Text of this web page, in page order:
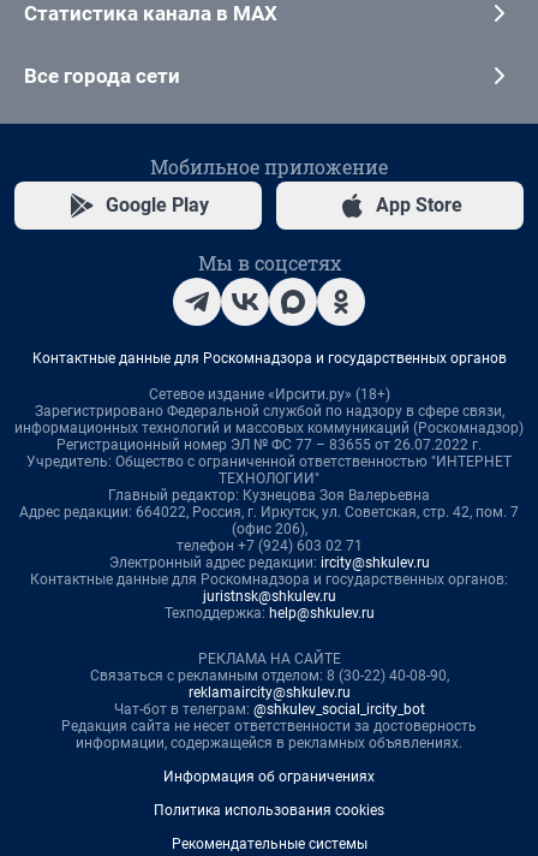
Статистика канала в MAX
Все города сети
Мобильное приложение
Google Play App Store
Мы в соцсетях
Контактные данные для Роскомнадзора и государственных органов
Сетевое издание «Ирсити.ру» (18+)
Зарегистрировано Федеральной службой по надзору в сфере связи,
информационных технологий и массовых коммуникаций (Роскомнадзор)
Регистрационный номер ЭЛ № ФС 77 – 83655 от 26.07.2022 г.
Учредитель: Общество с ограниченной ответственностью "ИНТЕРНЕТ
ТЕХНОЛОГИИ"
Главный редактор: Кузнецова Зоя Валерьевна
Адрес редакции: 664022, Россия, г. Иркутск, ул. Советская, стр. 42, пом. 7
(офис 206),
телефон +7 (924) 603 02 71
Электронный адрес редакции: ircity@shkulev.ru
Контактные данные для Роскомнадзора и государственных органов:
juristnsk@shkulev.ru
Техподдержка: help@shkulev.ru
РЕКЛАМА НА САЙТЕ
Связаться с рекламным отделом: 8 (30-22) 40-08-90,
reklamaircity@shkulev.ru
Чат-бот в телеграм: @shkulev_social_ircity_bot
Редакция сайта не несет ответственности за достоверность
информации, содержащейся в рекламных объявлениях.
Информация об ограничениях
Политика использования cookies
Рекомендательные системы